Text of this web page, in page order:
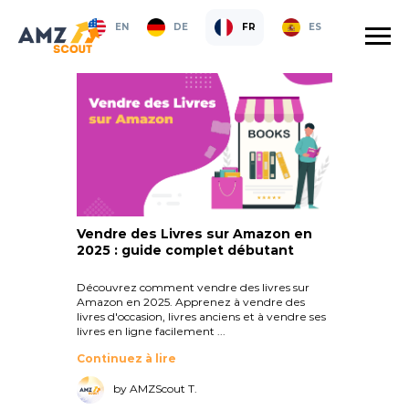
EN DE ES
FR
Vendre des Livres sur Amazon en
2025 : guide complet débutant
Découvrez comment vendre des livres sur
Amazon en 2025. Apprenez à vendre des
livres d'occasion, livres anciens et à vendre ses
livres en ligne facilement ...
by AMZScout T.
Continuez à lire